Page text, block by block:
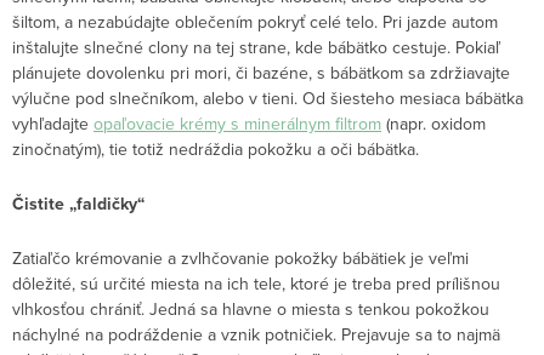
šiltom, a nezabúdajte oblečením pokryť celé telo. Pri jazde autom
inštalujte slnečné clony na tej strane, kde bábätko cestuje. Pokiaľ
plánujete dovolenku pri mori, či bazéne, s bábätkom sa zdržiavajte
výlučne pod slnečníkom, alebo v tieni. Od šiesteho mesiaca bábätka
vyhľadajte opaľovacie krémy s minerálnym filtrom (napr. oxidom
zinočnatým), tie totiž nedráždia pokožku a oči bábätka.
Čistite „faldičky“
Zatiaľčo krémovanie a zvlhčovanie pokožky bábätiek je veľmi
dôležité, sú určité miesta na ich tele, ktoré je treba pred prílišnou
vlhkosťou chrániť. Jedná sa hlavne o miesta s tenkou pokožkou
náchylné na podráždenie a vznik potničiek. Prejavuje sa to najmä